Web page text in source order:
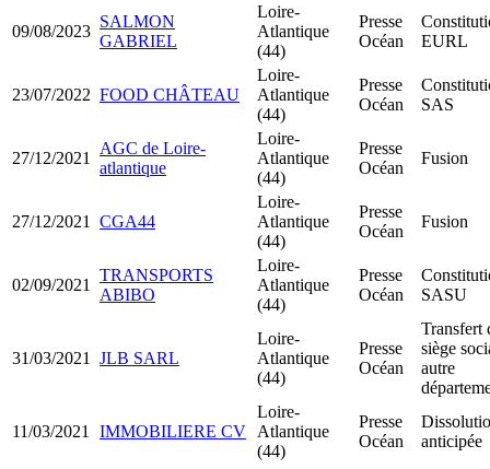
09/08/2023
SALMON
GABRIEL
Loire-
Atlantique
(44)
Presse
Océan
EURL
23/07/2022 FOOD CHÂTEAU
Loire-
Atlantique
(44)
Presse
Océan
SAS
27/12/2021
AGC de Loire-
atlantique
Loire-
Atlantique
(44)
Presse
Océan
Fusion
27/12/2021 CGA44
Loire-
Atlantique
(44)
Presse
Océan
Fusion
02/09/2021
TRANSPORTS
ABIBO
Loire-
Atlantique
(44)
Presse
Océan
SASU
31/03/2021 JLB SARL
Loire-
Atlantique
(44)
Presse
Océan
Transfert
siège
autre
11/03/2021 IMMOBILIERE CV
Loire-
Atlantique
(44)
Presse
Océan
anticipée